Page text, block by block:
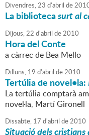
Divendres,23 d'abril de
La bibliotecasurt al
Dijous,22 d'abril de2010
Hora del Conte
a càrrec de Bea Mello
Dilluns, 19 d'abril de2010
Tertúlia de novel•la:
La tertúlia comptarà
novel·la, Martí Gironell
Dissabte, 17 d'abril de2010
Situació dels cristians